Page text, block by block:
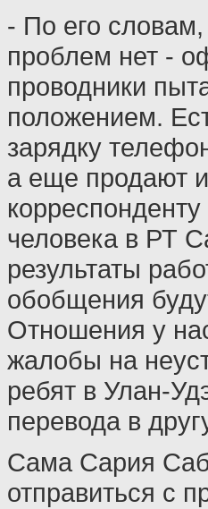
- По его
проблем нет -
проводники
положением.
зарядку
а еще продают
человека в РТ
результаты
обобщения
Отношения у
жалобы на
ребят в Улан-
перевода в
Сама Сария
отправиться с